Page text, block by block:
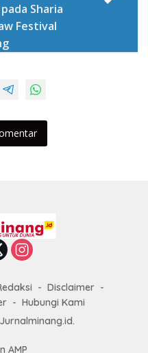
Sharia
Festival
Disclaimer
Hubungi Kami
AMP